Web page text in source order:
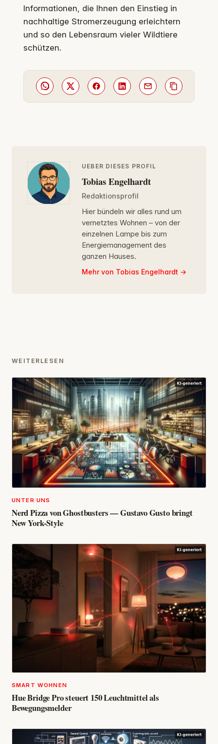
Informationen, die Ihnen den Einstieg in
nachhaltige Stromerzeugung erleichtern
und so den Lebensraum vieler Wildtiere
schützen.
UEBER DIESES PROFIL
Tobias Engelhardt
Redaktionsprofil
Hier bündeln wir alles rund um
vernetztes Wohnen – von der
einzelnen Lampe bis zum
Energiemanagement des
ganzen Hauses.
Mehr von Tobias Engelhardt
WEITERLESEN
UNTER UNS
Nerd Pizza von Ghostbusters — Gustavo Gusto bringt
New York-Style
SMART WOHNEN
Hue Bridge Pro steuert 150 Leuchtmittel als
Bewegungsmelder